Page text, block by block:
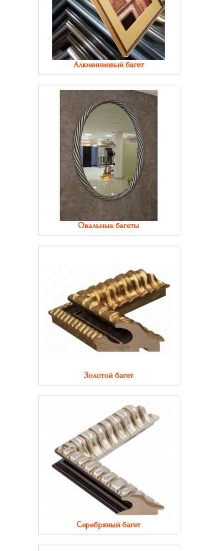
Алюминиевый багет
Овальные багеты
Золотой багет
Серебряный багет